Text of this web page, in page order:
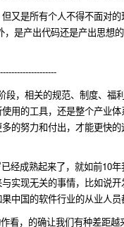
又是所有个人不得不面对
是产出代码还是产出思想
，相关的规范、制度、
用的工具，还是整个产业
的努力和付出，才能更快
经成熟起来了，就如前10
实现无关的事情，比如说
中国的软件行业的从业人
看，的确让我们有种差距